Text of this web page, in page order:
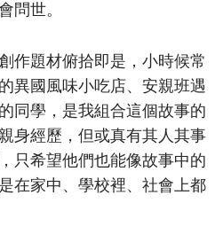
問世。
作題材俯拾即是，小時候常
異國風味小吃店、安親班遇
同學，是我組合這個故事的
身經歷，但或真有其人其事
只希望他們也能像故事中的
在家中、學校裡、社會上都